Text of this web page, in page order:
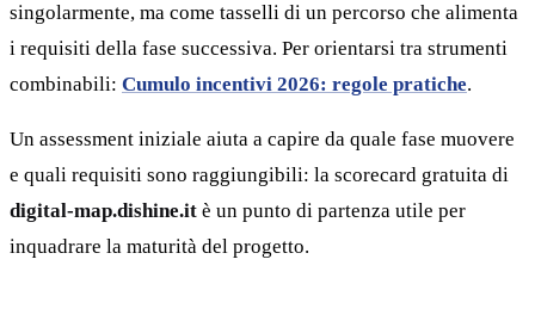
singolarmente, ma come tasselli di un percorso che alimenta
i requisiti della fase successiva. Per orientarsi tra strumenti
combinabili: Cumulo incentivi 2026: regole pratiche.
Un assessment iniziale aiuta a capire da quale fase muovere
e quali requisiti sono raggiungibili: la scorecard gratuita di
digital-map.dishine.it è un punto di partenza utile per
inquadrare la maturità del progetto.